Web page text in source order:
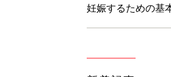
妊娠するための基